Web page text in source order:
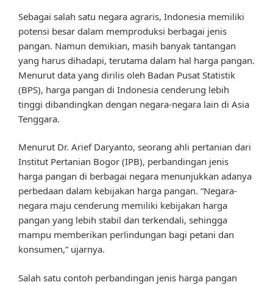
Sebagai salah satu negara agraris, Indonesia memiliki
potensi besar dalam memproduksi berbagai jenis
pangan. Namun demikian, masih banyak tantangan
yang harus dihadapi, terutama dalam hal harga pangan.
Menurut data yang dirilis oleh Badan Pusat Statistik
(BPS), harga pangan di Indonesia cenderung lebih
tinggi dibandingkan dengan negara-negara lain di Asia
Tenggara.
Menurut Dr. Arief Daryanto, seorang ahli pertanian dari
Institut Pertanian Bogor (IPB), perbandingan jenis
harga pangan di berbagai negara menunjukkan adanya
perbedaan dalam kebijakan harga pangan. “Negara-
negara maju cenderung memiliki kebijakan harga
pangan yang lebih stabil dan terkendali, sehingga
mampu memberikan perlindungan bagi petani dan
konsumen,” ujarnya.
Salah satu contoh perbandingan jenis harga pangan